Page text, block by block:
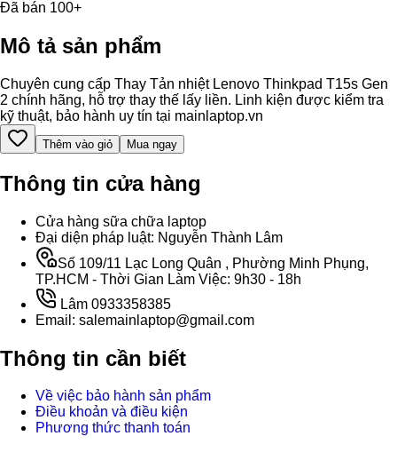
Đã bán 100+
Mô tả sản phẩm
Chuyên cung cấp Thay Tản nhiệt Lenovo Thinkpad T15s Gen
2 chính hãng, hỗ trợ thay thế lấy liền. Linh kiện được kiểm tra
kỹ thuật, bảo hành uy tín tại mainlaptop.vn
Thêm vào giỏ Mua ngay
Thông tin cửa hàng
Cửa hàng sữa chữa laptop
Đại diện pháp luật: Nguyễn Thành Lâm
Số 109/11 Lạc Long Quân , Phường Minh Phụng,
TP.HCM - Thời Gian Làm Việc: 9h30 - 18h
Lâm 0933358385
Email: salemainlaptop@gmail.com
Thông tin cần biết
Về việc bảo hành sản phẩm
Điều khoản và điều kiện
Phương thức thanh toán